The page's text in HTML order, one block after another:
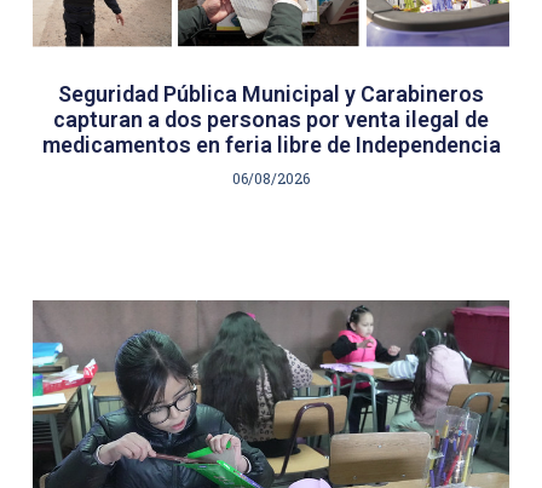
Seguridad Pública Municipal y Carabineros
capturan a dos personas por venta ilegal de
medicamentos en feria libre de Independencia
06/08/2026